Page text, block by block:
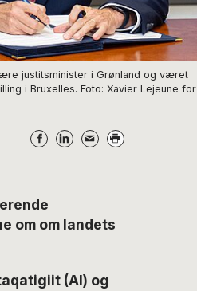
justitsminister i Grønland og været
i Bruxelles. Foto: Xavier Lejeune for
om om landets
(AI) og